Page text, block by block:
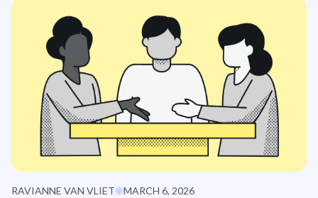
RAVIANNE VAN VLIET MARCH 6, 2026